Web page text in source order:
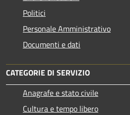
Politici
Personale Amministrativo
Documenti e dati
CATEGORIE DI SERVIZIO
Anagrafe e stato civile
Cultura e tempo libero